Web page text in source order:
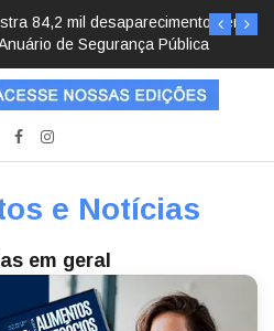
84,2 mil desaparecimentos em
de Segurança Pública
e Notícias
em geral